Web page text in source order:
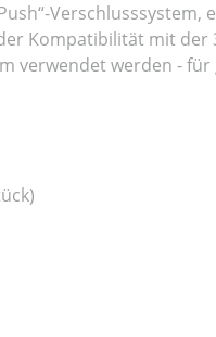
Kompatibilität mit der
verwendet werden -